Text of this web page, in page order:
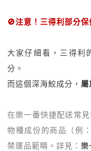
🚫注意！三得利部分
大家仔細看，三得利
分。
而這個深海鮫成分， 屬
在樂一番快捷配送常
物種成份的商品（例
禁運品範疇。詳見： 樂